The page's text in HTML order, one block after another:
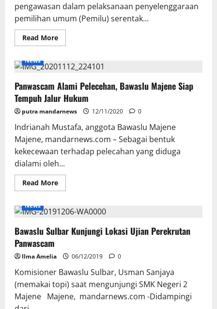
pengawasan dalam pelaksanaan penyelenggaraan
pemilihan umum (Pemilu) serentak...
Read MoreRead
more
Majene
Gelar
Menuju
Pengawasan
Partisipatif
untuk
Pemilu
News
Panwascam Alami Pelecehan, Bawaslu Majene Siap
Tempuh Jalur Hukum
putra mandarnews 12/11/2020 0
Indrianah Mustafa, anggota Bawaslu Majene
Majene, mandarnews.com – Sebagai bentuk
kekecewaan terhadap pelecahan yang diduga
dialami oleh...
Read MoreRead
more
Alami
Pelecehan,
Majene
Siap
Hukum
News
Bawaslu Sulbar Kunjungi Lokasi Ujian Perekrutan
Panwascam
Ilma Amelia 06/12/2019 0
Komisioner Bawaslu Sulbar, Usman Sanjaya
(memakai topi) saat mengunjungi SMK Negeri 2
Majene Majene, mandarnews.com -Didampingi